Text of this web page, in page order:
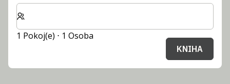
Zvolte počet pokojů a hostů pro svůj pobyt
1 Pokoj(e) ⋅ 1 Osoba
KNIHA